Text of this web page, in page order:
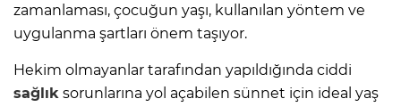
zamanlaması, çocuğun yaşı, kullanılan yöntem ve
uygulanma şartları önem taşıyor.
Hekim olmayanlar tarafından yapıldığında ciddi
sağlık sorunlarına yol açabilen sünnet için ideal yaş